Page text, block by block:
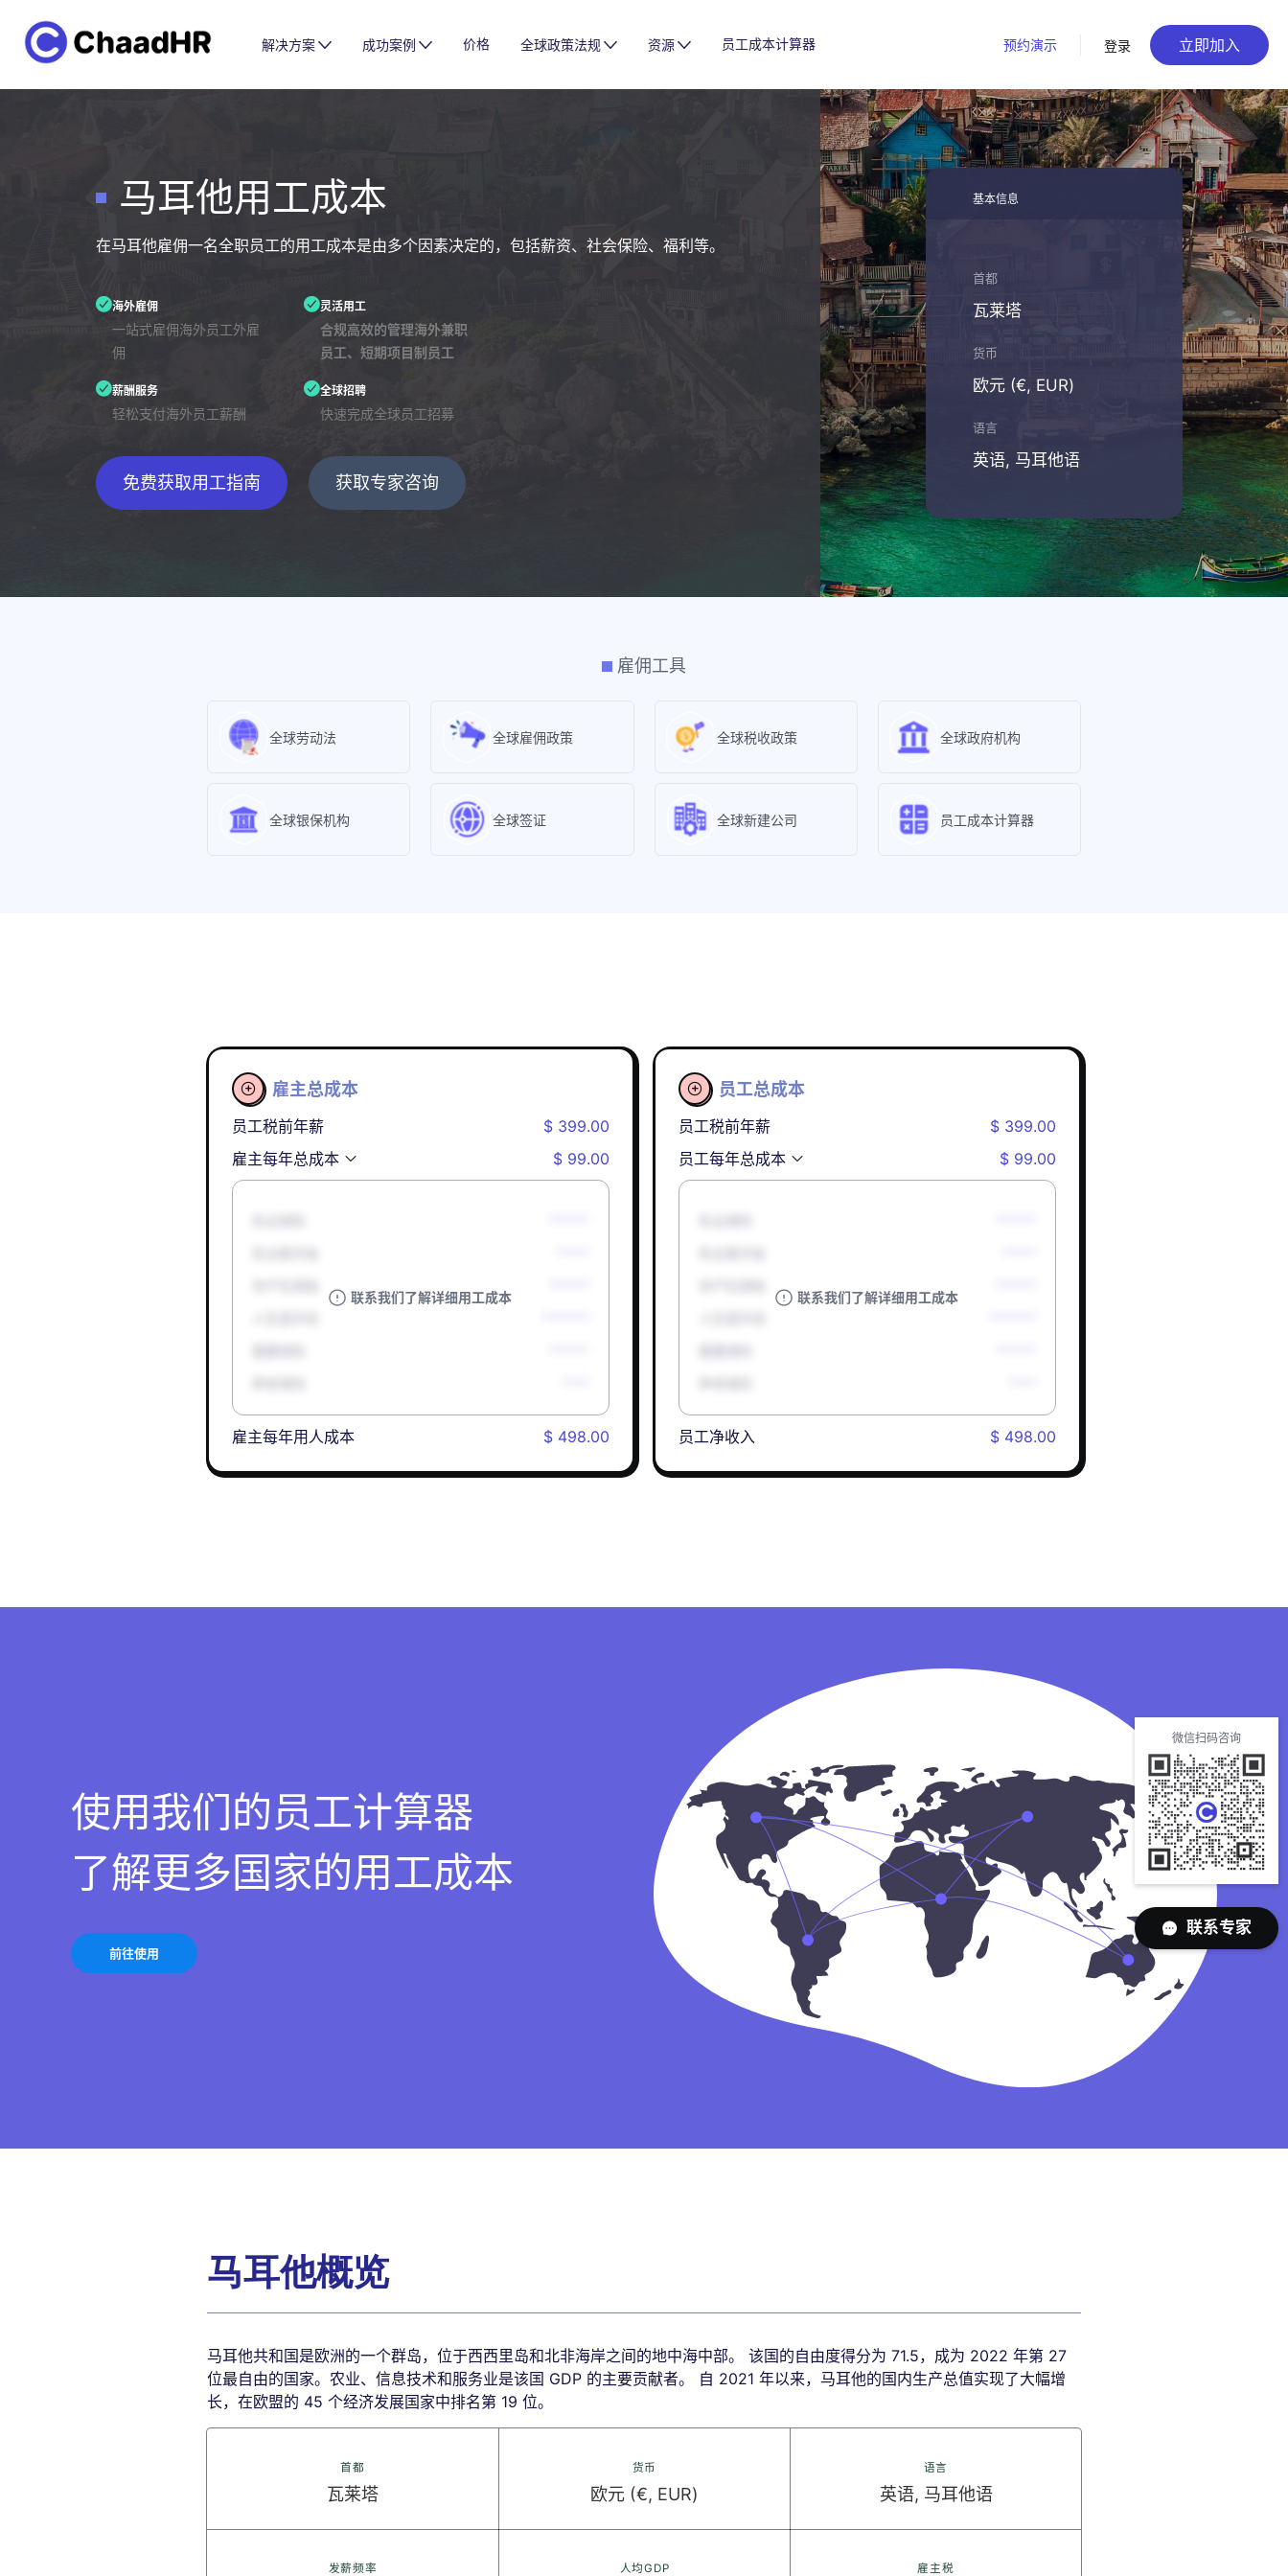
解决方案 成功案例 价格 全球政策法规 资源 员工成本计算器 预约演示 登录 立即加入
马耳他用工成本
在马耳他雇佣一名全职员工的用工成本是由多个因素决定的，包括薪资、社会保险、福利等。
海外雇佣
一站式雇佣海外员工外雇
佣
灵活用工
合规高效的管理海外兼职
员工、短期项目制员工
薪酬服务
轻松支付海外员工薪酬
全球招聘
快速完成全球员工招募
免费获取用工指南 获取专家咨询
基本信息
首都
瓦莱塔
货币
欧元 (€, EUR)
语言
英语, 马耳他语
雇佣工具
全球劳动法 全球雇佣政策 全球税收政策 全球政府机构
全球银保机构 全球签证 全球新建公司 员工成本计算器
 雇主总成本
员工税前年薪
$ 399.00
雇主每年总成本
$ 99.00
联系我们了解详细用工成本
雇主每年用人成本 $ 498.00
 员工总成本
员工税前年薪
$ 399.00
员工每年总成本
$ 99.00
联系我们了解详细用工成本
员工净收入 $ 498.00
使用我们的员工计算器
了解更多国家的用工成本
前往使用
马耳他概览
马耳他共和国是欧洲的一个群岛，位于西西里岛和北非海岸之间的地中海中部。 该国的自由度得分为 71.5，成为 2022 年第 27
位最自由的国家。农业、信息技术和服务业是该国 GDP 的主要贡献者。 自 2021 年以来，马耳他的国内生产总值实现了大幅增
长，在欧盟的 45 个经济发展国家中排名第 19 位。
首都
瓦莱塔
货币
欧元 (€, EUR)
语言
英语, 马耳他语
发薪频率 人均GDP 雇主税
微信扫码咨询
联系专家